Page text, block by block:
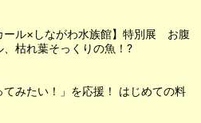
ール×しながわ水族館】特別展 お腹
枯れ葉そっくりの魚！?
てみたい！」を応援！ はじめての料